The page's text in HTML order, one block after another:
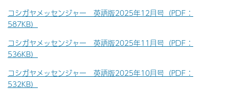
コシガヤメッセンジャー 英語版2025年12月号（PDF：
587KB）
コシガヤメッセンジャー 英語版2025年11月号（PDF：
536KB）
コシガヤメッセンジャー 英語版2025年10月号（PDF：
532KB）